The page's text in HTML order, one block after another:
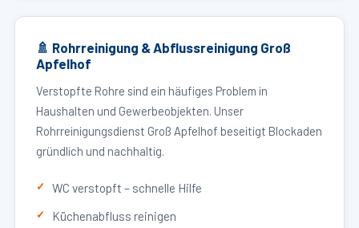
🚿 Rohrreinigung & Abflussreinigung Groß
Apfelhof
Verstopfte Rohre sind ein häufiges Problem in
Haushalten und Gewerbeobjekten. Unser
Rohrreinigungsdienst Groß Apfelhof beseitigt Blockaden
gründlich und nachhaltig.
WC verstopft – schnelle Hilfe
Küchenabfluss reinigen